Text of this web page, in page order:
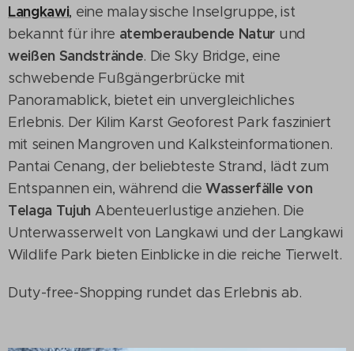
Langkawi, eine malaysische Inselgruppe, ist
bekannt für ihre atemberaubende Natur und
weißen Sandstrände. Die Sky Bridge, eine
schwebende Fußgängerbrücke mit
Panoramablick, bietet ein unvergleichliches
Erlebnis. Der Kilim Karst Geoforest Park fasziniert
mit seinen Mangroven und Kalksteinformationen.
Pantai Cenang, der beliebteste Strand, lädt zum
Entspannen ein, während dieWasserfälle von
Telaga Tujuh Abenteuerlustige anziehen. Die
Unterwasserwelt von Langkawi und der Langkawi
Wildlife Park bieten Einblicke in die reiche Tierwelt.
Duty-free-Shopping rundet das Erlebnis ab.